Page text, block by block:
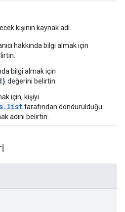
kişinin kaynak adı.
hakkında bilgi almak için
bilgi almak için
değerini belirtin.
için, kişiyi
tarafından döndürüldüğü
adını belirtin.